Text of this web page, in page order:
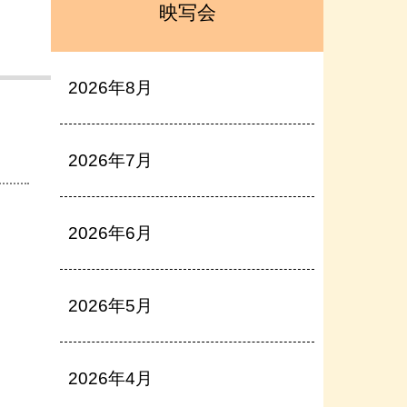
映写会
2026年8月
2026年7月
2026年6月
2026年5月
2026年4月